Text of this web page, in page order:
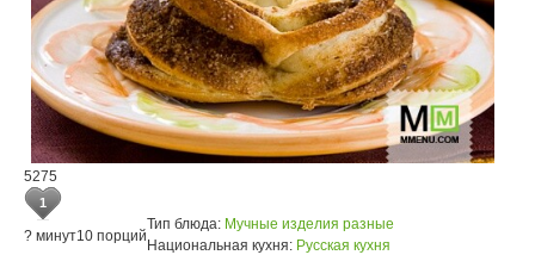
5275
1
? минут10 порций
Тип блюда: Мучные изделия разные
Национальная кухня: Русская кухня